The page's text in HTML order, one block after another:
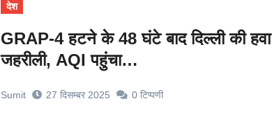
देश
GRAP-4 हटने के 48 घंटे बाद दिल्ली की
जहरीली, AQI पहुंचा…
Sumit 27 दिसम्बर 2025 0 टिप्पणी